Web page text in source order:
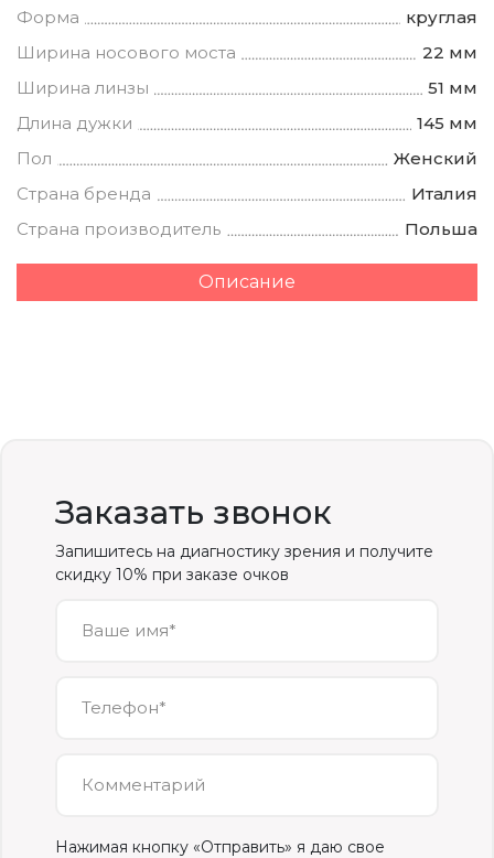
Форма
круглая
Ширина носового моста
22 мм
Ширина линзы
51 мм
Длина дужки
145 мм
Пол
Женский
Страна бренда
Италия
Страна производитель
Польша
Описание
Заказать звонок
Запишитесь на диагностику зрения и получите
скидку 10% при заказе очков
Ваше имя*
Телефон*
Комментарий
Нажимая кнопку «Отправить» я даю свое